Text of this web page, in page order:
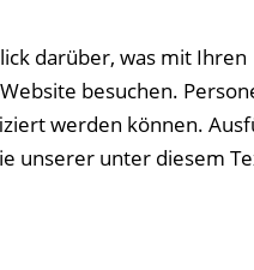
darüber, was mit Ihren
besuchen.
werden können.
unserer unter diesem